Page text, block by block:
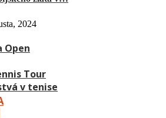
2024
Open
Tour
v tenise